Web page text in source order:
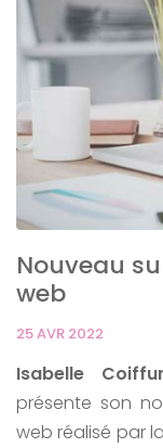
Nouveau
web
25 AVR 2022
Isabelle
présente son
web réalisé par